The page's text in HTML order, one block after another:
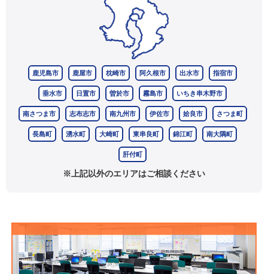
鹿児島市 鹿屋市 枕崎市 阿久根市 出水市 指宿市
垂水市 日置市 曽於市 霧島市 いちき串木野市
南さつま市 志布志市 南九州市 伊佐市 姶良市 さつま町
長島町 湧水町 大崎町 東串良町 錦江町 南大隅町
肝付町
※上記以外のエリアはご相談ください